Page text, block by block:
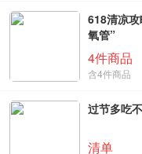
618清凉
氧管”
4件商品
含4件商品
过节多吃
清单